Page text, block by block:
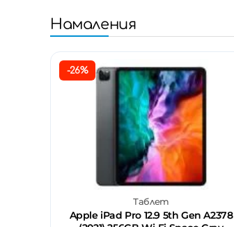
Намаления
-26%
Таблет
Apple iPad Pro 12.9 5th Gen A2378